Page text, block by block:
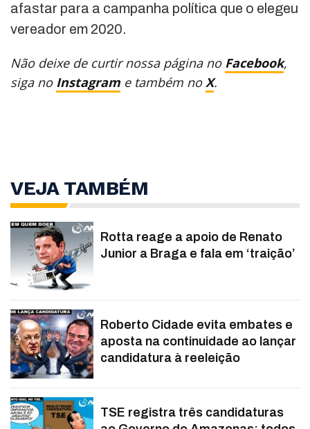
afastar para a campanha política que o elegeu
vereador em 2020.
Não deixe de curtir nossa página no Facebook,
siga no Instagram e também noX.
VEJA TAMBÉM
Rotta reage a apoio de Renato
Junior a Braga e fala em ‘traição’
Roberto Cidade evita embates e
aposta na continuidade ao lançar
candidatura à reeleição
TSE registra três candidaturas